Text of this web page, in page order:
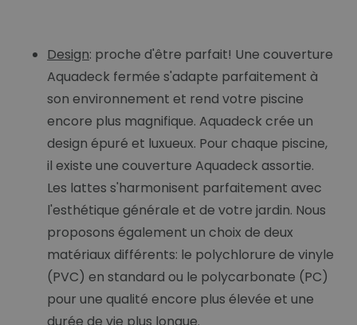
Design: proche d'être parfait! Une couverture
Aquadeck fermée s'adapte parfaitement à
son environnement et rend votre piscine
encore plus magnifique. Aquadeck crée un
design épuré et luxueux. Pour chaque piscine,
il existe une couverture Aquadeck assortie.
Les lattes s'harmonisent parfaitement avec
l'esthétique générale et de votre jardin. Nous
proposons également un choix de deux
matériaux différents: le polychlorure de vinyle
(PVC) en standard ou le polycarbonate (PC)
pour une qualité encore plus élevée et une